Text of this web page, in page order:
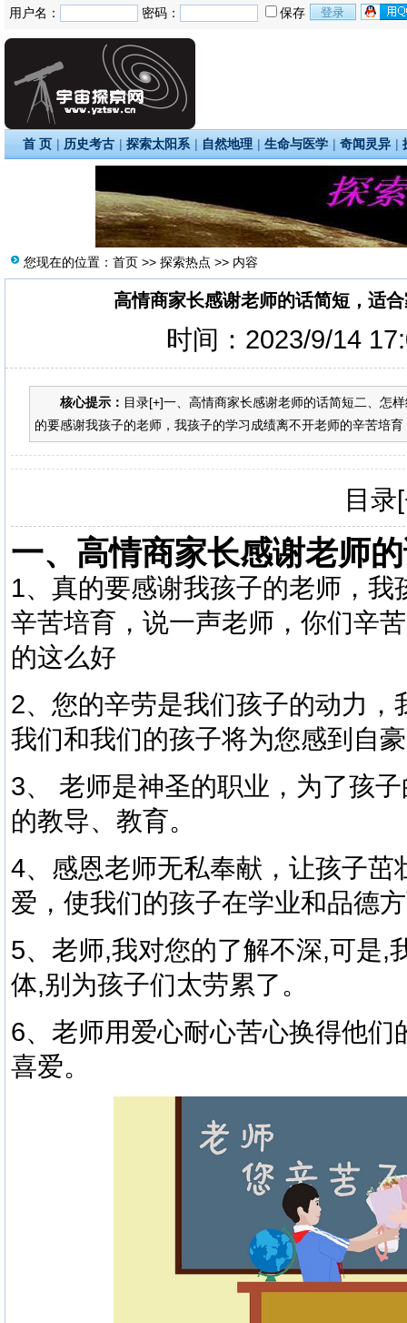
用户名： 密码： 保存
首 页 | 历史考古 | 探索太阳系 | 自然地理 | 生命与医学 | 奇闻灵异 |
您现在的位置： 首页 >> 探索热点 >> 内容
高情商家长感谢老师的话简短，适
时间：2023/9/14
核心提示： 目录[+]一、高情商家长感谢老师的话简短二、怎
的要感谢我孩子的老师，我孩子的学习成绩离不开老师的辛苦培
目录
一、高情商家长感谢老师
1、真的要感谢我孩子的老师，
辛苦培育，说一声老师，你们辛
的这么好
2、您的辛劳是我们孩子的动力
我们和我们的孩子将为您感到自
3、 老师是神圣的职业，为了孩
的教导、教育。
4、感恩老师无私奉献，让孩子
爱，使我们的孩子在学业和品德
5、老师,我对您的了解不深,可是,
体,别为孩子们太劳累了。
6、老师用爱心耐心苦心换得他
喜爱。